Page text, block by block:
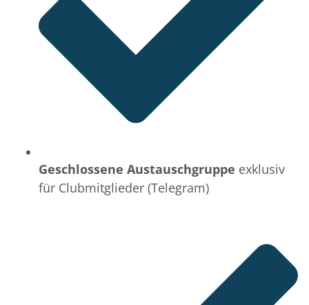
Geschlossene Austauschgruppe exklusiv
für Clubmitglieder (Telegram)